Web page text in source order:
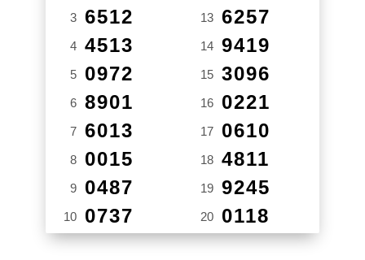
3 6512
4 4513
5 0972
6 8901
7 6013
8 0015
9 0487
10 0737
13 6257
14 9419
15 3096
16 0221
17 0610
18 4811
19 9245
20 0118